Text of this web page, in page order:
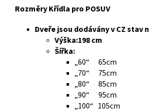
Rozměry Křídla pro POSUV
Dveře jsou dodávány v CZ stav
Výška:198 cm
Šířka:
„60“ 65cm
„70“ 75cm
„80“ 85cm
„90“ 95cm
„100“ 105cm